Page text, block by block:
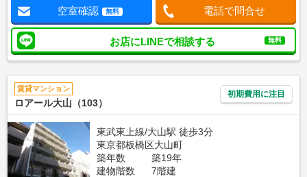
空室確認 無料 電話で問合せ
お店にLINEで相談する 無料
賃貸マンション
ロアール大山（103）
初期費用に注目
東武東上線/大山駅 徒歩3分
東京都板橋区大山町
築年数
築19年
建物階数
7階建